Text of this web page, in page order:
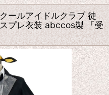
ールアイドルクラブ 徒
プレ衣装 abccos製 「受